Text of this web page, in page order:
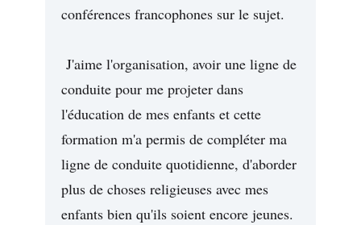
conférences francophones sur le sujet.
J'aime l'organisation, avoir une ligne de
conduite pour me projeter dans
l'éducation de mes enfants et cette
formation m'a permis de compléter ma
ligne de conduite quotidienne, d'aborder
plus de choses religieuses avec mes
enfants bien qu'ils soient encore jeunes.